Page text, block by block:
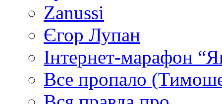
Zanussi
Єгор Лупан
Інтернет-марафон
Все пропало